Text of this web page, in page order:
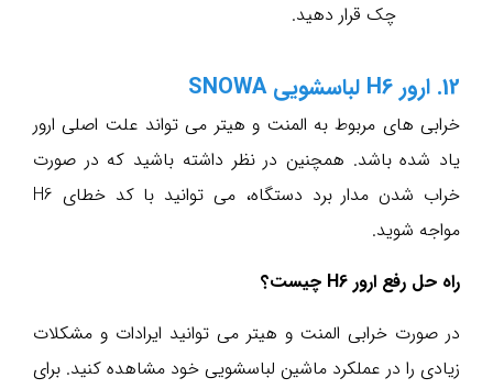
چک قرار دهید.
12. ارور H6 لباسشویی SNOWA
خرابی های مربوط به المنت و هیتر می تواند علت اصلی ارور
یاد شده باشد. همچنین در نظر داشته باشید که در صورت
خراب شدن مدار برد دستگاه، می توانید با کد خطای H6
مواجه شوید.
راه حل رفع ارور H6 چیست؟
در صورت خرابی المنت و هیتر می توانید ایرادات و مشکلات
زیادی را در عملکرد ماشین لباسشویی خود مشاهده کنید. برای